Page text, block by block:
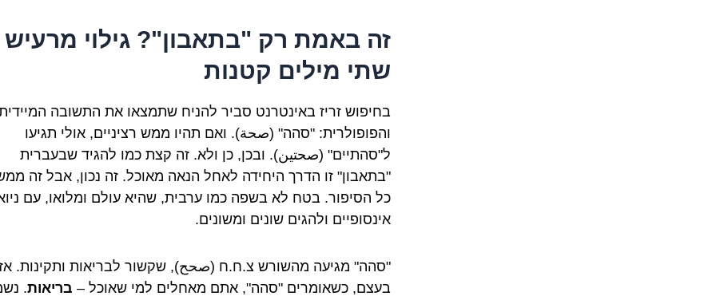
זה באמת רק "בתאבון"? גילוי
שתי מילים קטנות
בחיפוש זריז באינטרנט סביר להניח שתמצאו את התשובה
והפופולרית: "סהה" (صحة). ואם תהיו ממש רציניים, אולי תגיעו
ל"סהתיים" (صحتين). ובכן, כן ולא. זה קצת כמו להגיד שבעברית
"בתאבון" זו הדרך היחידה לאחל הנאה מאוכל. זה נכון, אבל זה
כל הסיפור. בטח לא בשפה כמו ערבית, שהיא עולם ומלואו, עם
אינסופיים ולהגים שונים ומשונים.
"סהה" מגיעה מהשורש צ.ח.ח (صحح), שקשור לבריאות ותקינות.
בעצם, כשאומרים "סהה", אתם מאחלים למי שאוכל – בריאות.